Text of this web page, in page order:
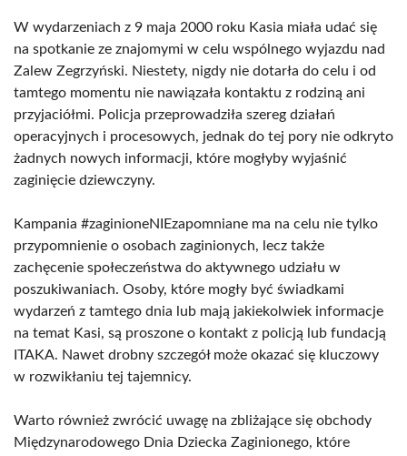
W wydarzeniach z 9 maja 2000 roku Kasia miała udać się
na spotkanie ze znajomymi w celu wspólnego wyjazdu nad
Zalew Zegrzyński. Niestety, nigdy nie dotarła do celu i od
tamtego momentu nie nawiązała kontaktu z rodziną ani
przyjaciółmi. Policja przeprowadziła szereg działań
operacyjnych i procesowych, jednak do tej pory nie odkryto
żadnych nowych informacji, które mogłyby wyjaśnić
zaginięcie dziewczyny.
Kampania #zaginioneNIEzapomniane ma na celu nie tylko
przypomnienie o osobach zaginionych, lecz także
zachęcenie społeczeństwa do aktywnego udziału w
poszukiwaniach. Osoby, które mogły być świadkami
wydarzeń z tamtego dnia lub mają jakiekolwiek informacje
na temat Kasi, są proszone o kontakt z policją lub fundacją
ITAKA. Nawet drobny szczegół może okazać się kluczowy
w rozwikłaniu tej tajemnicy.
Warto również zwrócić uwagę na zbliżające się obchody
Międzynarodowego Dnia Dziecka Zaginionego, które